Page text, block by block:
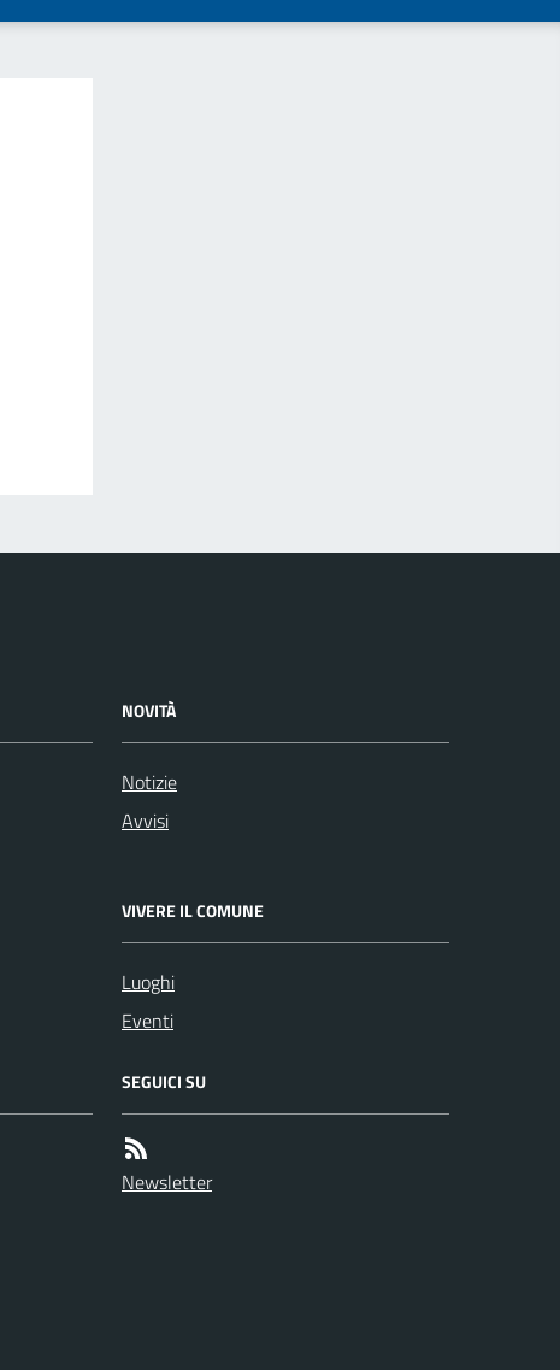
NOVITÀ
Notizie
Avvisi
VIVERE IL COMUNE
Luoghi
Eventi
SEGUICI SU
Newsletter